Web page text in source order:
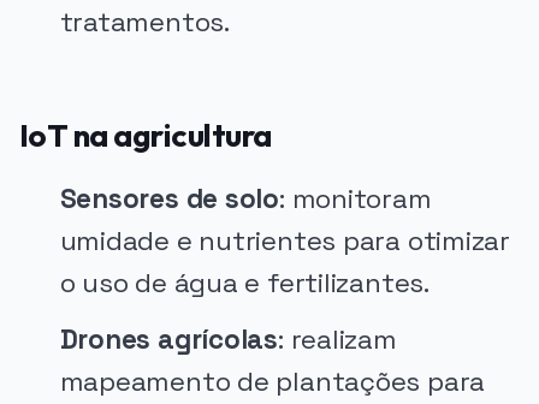
tratamentos.
IoT na agricultura
Sensores de solo: monitoram
umidade e nutrientes para otimizar
o uso de água e fertilizantes.
Drones agrícolas: realizam
mapeamento de plantações para